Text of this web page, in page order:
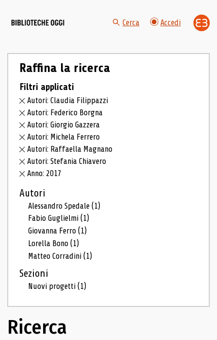
Cerca Accedi
Raffina la ricerca
Filtri applicati
Autori: Claudia Filippazzi
Autori: Federico Borgna
Autori: Giorgio Gazzera
Autori: Michela Ferrero
Autori: Raffaella Magnano
Autori: Stefania Chiavero
Anno: 2017
Autori
Alessandro Spedale(1)
Fabio Guglielmi(1)
Giovanna Ferro(1)
Lorella Bono(1)
Matteo Corradini(1)
Sezioni
Nuovi progetti(1)
Ricerca